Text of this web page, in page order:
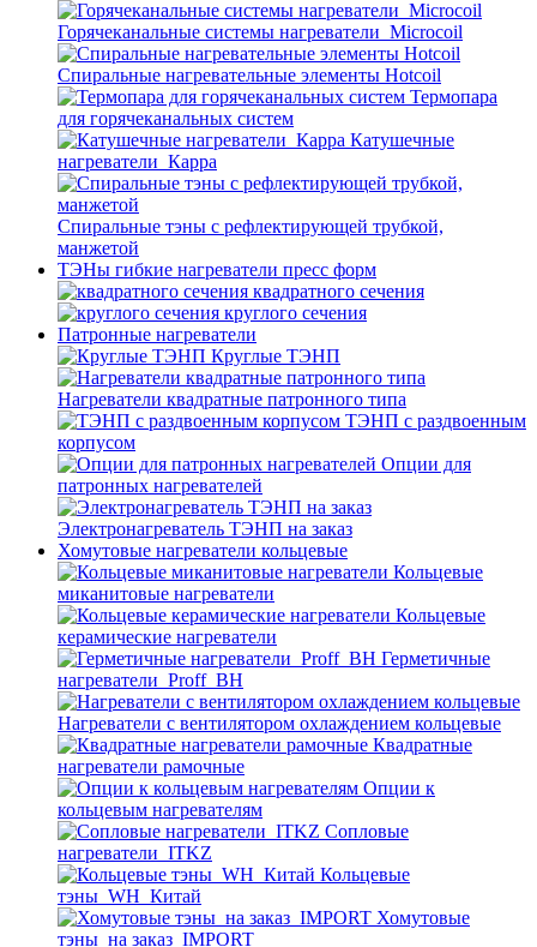
Горячеканальные системы нагреватели_Microcoil
Спиральные нагревательные элементы Hotcoil
Термопара
для горячеканальных систем
Катушечные
нагреватели_Карра
Спиральные тэны с рефлектирующей трубкой,
манжетой
ТЭНы гибкие нагреватели пресс форм
квадратного сечения
круглого сечения
Патронные нагреватели
Круглые ТЭНП
Нагреватели квадратные патронного типа
ТЭНП с раздвоенным
корпусом
Опции для
патронных нагревателей
Электронагреватель ТЭНП на заказ
Хомутовые нагреватели кольцевые
Кольцевые
миканитовые нагреватели
Кольцевые
керамические нагреватели
Герметичные
нагреватели_Proff_BH
Нагреватели с вентилятором охлаждением кольцевые
Квадратные
нагреватели рамочные
Опции к
кольцевым нагревателям
Cопловые
нагреватели_ITKZ
Кольцевые
тэны_WH_Китай
Хомутовые
тэны_на заказ_IMPORT